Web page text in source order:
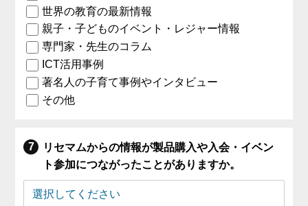
世界の教育の最新情報
親子・子どものイベント・レジャー情報
専門家・先生のコラム
ICT活用事例
著名人の子育て事例やインタビュー
その他
リセマムからの情報が製品購入や入会・イベン
ト参加につながったことがありますか。